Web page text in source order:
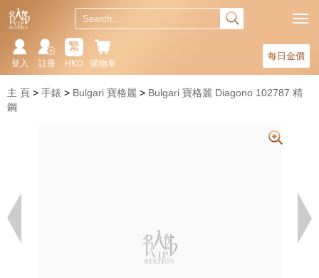
每日金價
購物車
繁
HKD
註冊
登入
主 頁 手錶 Bulgari 寶格麗
Bulgari 寶格麗 Diagono 102787 精
鋼